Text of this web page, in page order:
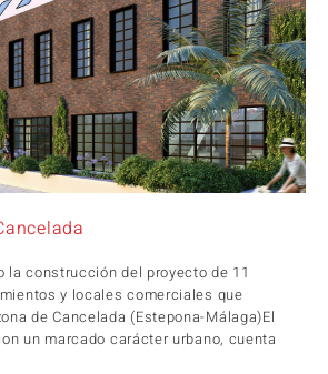
la construcción del proyecto de 11
y locales comerciales que
de Cancelada (Estepona-Málaga)El
un marcado carácter urbano, cuenta